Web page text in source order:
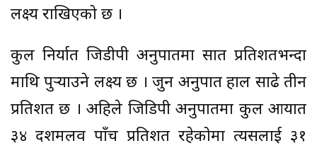
लक्ष्य राखिएको छ ।
कुल निर्यात जिडीपी अनुपातमा सात प्रतिशतभन्दा
माथि पुर्‍याउने लक्ष्य छ । जुन अनुपात हाल साढे तीन
प्रतिशत छ । अहिले जिडिपी अनुपातमा कुल आयात
३४ दशमलव पाँच प्रतिशत रहेकोमा त्यसलाई ३१